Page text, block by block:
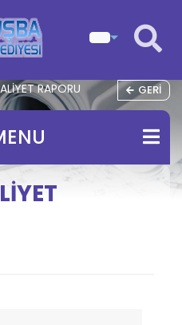
RAPORU GERI